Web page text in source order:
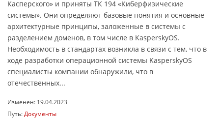
Касперского» и приняты ТК 194 «Киберфизические
системы». Они определяют базовые понятия и основные
архитектурные принципы, заложенные в системы с
разделением доменов, в том числе в KasperskyOS.
Необходимость в стандартах возникла в связи с тем, что в
ходе разработки операционной системы KasperskyOS
специалисты компании обнаружили, что в
отечественных...
Изменен: 19.04.2023
Путь: Документы